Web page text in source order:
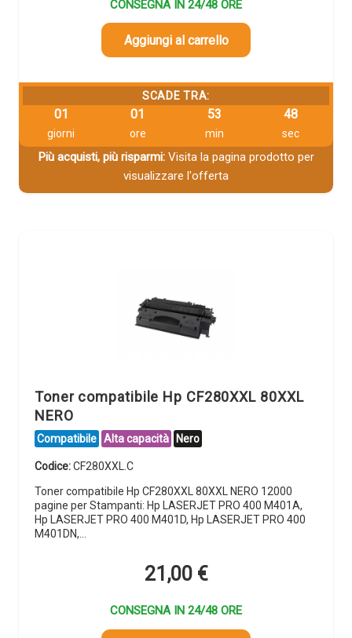
CONSEGNA IN 24/48 ORE
Aggiungi al carrello
SCADE TRA:
01
giorni
01
ore
53
min
47
sec
Più acquisti, più risparmi:Visita la pagina prodotto per
visualizzare l'offerta
Toner compatibile Hp CF280XXL 80XXL
NERO
Compatibile Alta capacità Nero
Codice:CF280XXL.C
Toner compatibile Hp CF280XXL 80XXL NERO 12000
pagine per Stampanti: Hp LASERJET PRO 400 M401A,
Hp LASERJET PRO 400 M401D, Hp LASERJET PRO 400
M401DN,…
21,00 €
CONSEGNA IN 24/48 ORE